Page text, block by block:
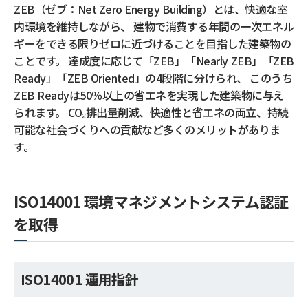
ZEB（ゼブ：Net Zero Energy Building）とは、快適な室
内環境を維持しながら、 建物で消費する年間の一次エネル
ギーをできる限りゼロに近づけることを目指した建築物の
ことです。 達成度に応じて「ZEB」「Nearly ZEB」「ZEB
Ready」「ZEB Oriented」の4段階に分けられ、 このうち
ZEB Readyは50％以上の省エネを実現した建築物に与え
られます。 CO₂排出量削減、快適性と省エネの両立、持続
可能な社会づくりへの貢献など多くのメリットがありま
す。
ISO14001 環境マネジメントシステム認証
を取得
ISO14001 運用指針